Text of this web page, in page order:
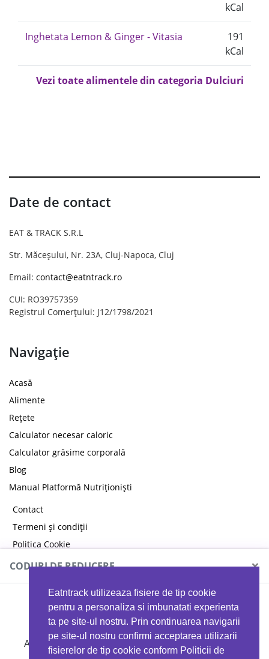
Eatntrack utilizeaza fisiere de tip cookie
pentru a personaliza si imbunatati experienta
ta pe site-ul nostru. Prin continuarea navigarii
pe site-ul nostru confirmi acceptarea utilizarii
fisierelor de tip cookie conform Politicii de
kCal
Inghetata Lemon & Ginger - Vitasia
191
kCal
Vezi toate alimentele din categoria Dulciuri
Date de contact
EAT & TRACK S.R.L
Str. Măceșului, Nr. 23A, Cluj-Napoca, Cluj
Email: contact@eatntrack.ro
CUI: RO39757359
Registrul Comerțului: J12/1798/2021
Navigație
Acasă
Alimente
Rețete
Calculator necesar caloric
Calculator grăsime corporală
Blog
Manual Platformă Nutriționiști
Contact
Termeni și condiții
Politica Cookie
Politica de confidențialitate
CODURI DE REDUCERE ×
MYPROTEIN
Ai 40%reducere la orice comandă folosind codul